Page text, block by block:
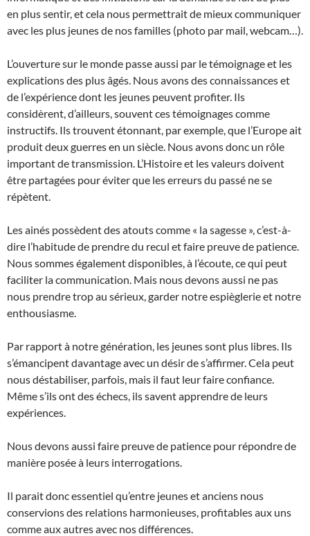
en plus sentir, et cela nous permettrait de mieux communiquer
avec les plus jeunes de nos familles (photo par mail, webcam…).
L’ouverture sur le monde passe aussi par le témoignage et les
explications des plus âgés. Nous avons des connaissances et
de l’expérience dont les jeunes peuvent profiter. Ils
considèrent, d’ailleurs, souvent ces témoignages comme
instructifs. Ils trouvent étonnant, par exemple, que l’Europe ait
produit deux guerres en un siècle. Nous avons donc un rôle
important de transmission. L’Histoire et les valeurs doivent
être partagées pour éviter que les erreurs du passé ne se
répètent.
Les ainés possèdent des atouts comme « la sagesse », c’est-à-
dire l’habitude de prendre du recul et faire preuve de patience.
Nous sommes également disponibles, à l’écoute, ce qui peut
faciliter la communication. Mais nous devons aussi ne pas
nous prendre trop au sérieux, garder notre espièglerie et notre
enthousiasme.
Par rapport à notre génération, les jeunes sont plus libres. Ils
s’émancipent davantage avec un désir de s’affirmer. Cela peut
nous déstabiliser, parfois, mais il faut leur faire confiance.
Même s’ils ont des échecs, ils savent apprendre de leurs
expériences.
Nous devons aussi faire preuve de patience pour répondre de
manière posée à leurs interrogations.
Il parait donc essentiel qu’entre jeunes et anciens nous
conservions des relations harmonieuses, profitables aux uns
comme aux autres avec nos différences.